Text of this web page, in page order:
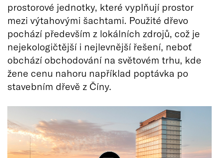
prostorové jednotky, které vyplňují prostor
mezi výtahovými šachtami. Použité dřevo
pochází především z lokálních zdrojů, což je
nejekologičtější i nejlevnější řešení, neboť
obchází obchodování na světovém trhu, kde
žene cenu nahoru například poptávka po
stavebním dřevě z Číny.